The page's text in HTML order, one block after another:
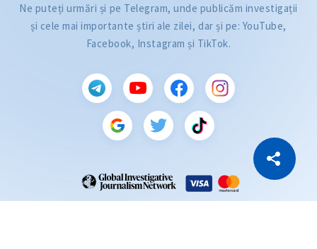
Copiază Link
Ne puteți urmări și pe Telegram, unde publicăm investigații
și cele mai importante știri ale zilei, dar și pe: YouTube,
Facebook, Instagram și TikTok.